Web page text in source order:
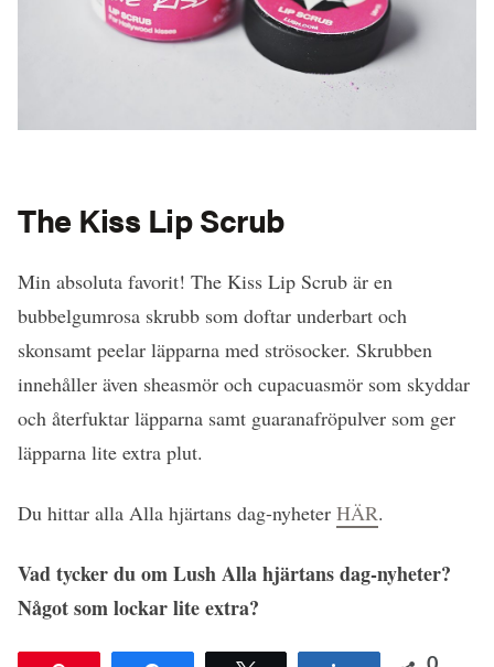
The Kiss Lip Scrub
Min absoluta favorit! The Kiss Lip Scrub är en
bubbelgumrosa skrubb som doftar underbart och
skonsamt peelar läpparna med strösocker. Skrubben
innehåller även sheasmör och cupacuasmör som skyddar
och återfuktar läpparna samt guaranafröpulver som ger
läpparna lite extra plut.
Du hittar alla Alla hjärtans dag-nyheter HÄR.
Vad tycker du om Lush Alla hjärtans dag-nyheter?
Något som lockar lite extra?